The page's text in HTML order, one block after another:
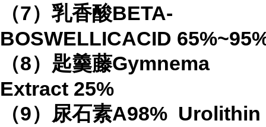
（7）乳香酸BETA-
BOSWELLICACID 65%
（8）匙羹藤Gymnema
Extract 25%
（9）尿石素A98% Urolithin